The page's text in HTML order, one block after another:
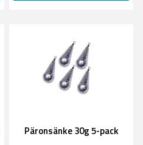
Päronsänke 30g 5-pack